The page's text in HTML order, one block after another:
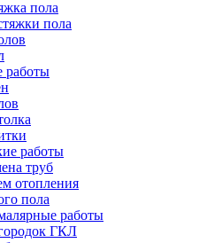
пола
пола
работы
работы
труб
отопления
пола
работы
ГКЛ